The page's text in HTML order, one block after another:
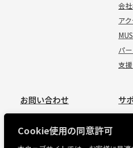
Cookie使用の同意許可
会
ア
パ
支
お問い合わせ
見積依頼
サ